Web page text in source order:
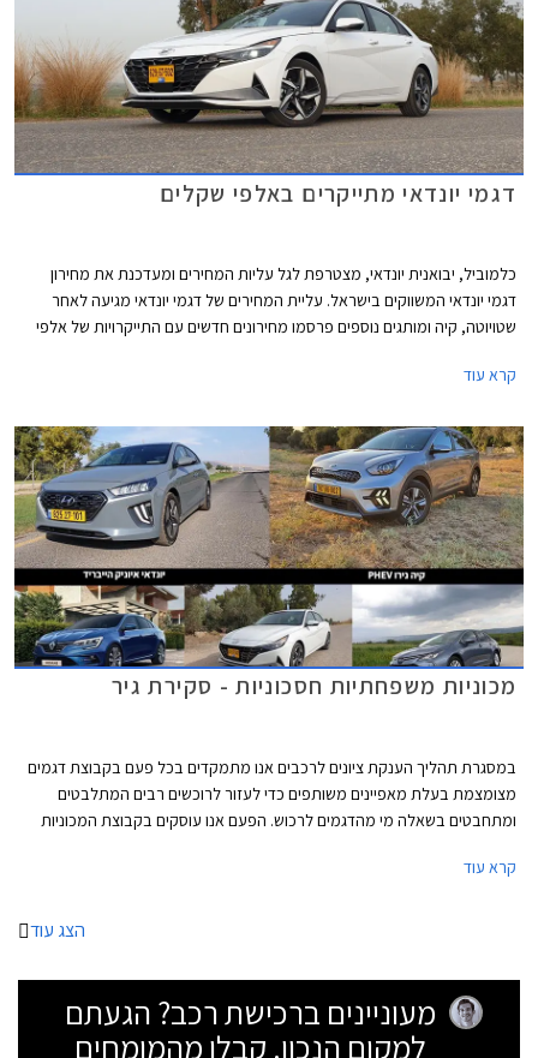
דגמי יונדאי מתייקרים באלפי שקלים
כלמוביל, יבואנית יונדאי, מצטרפת לגל עליות המחירים ומעדכנת את מחירון
דגמי יונדאי המשווקים בישראל. עליית המחירים של דגמי יונדאי מגיעה לאחר
שטויוטה, קיה ומותגים נוספים פרסמו מחירונים חדשים עם התייקרויות של אלפי
קרא עוד
מכוניות משפחתיות חסכוניות - סקירת גיר
במסגרת תהליך הענקת ציונים לרכבים אנו מתמקדים בכל פעם בקבוצת דגמים
מצומצמת בעלת מאפיינים משותפים כדי לעזור לרוכשים רבים המתלבטים
ומתחבטים בשאלה מי מהדגמים לרכוש. הפעם אנו עוסקים בקבוצת המכוניות
חסכוניות, כאלה המוצעות לעיתים קרובות כרכב צמוד ממקום העבודה. באגף
עם יחידת הנעה היברידית נטענת ולכן בחרנו בגרסה זו. אחרונה חביבה רנו מגאן
קרא עוד
הצג עוד
מעוניינים ברכישת רכב? הגעתם
למקום הנכון. קבלו מהמומחים